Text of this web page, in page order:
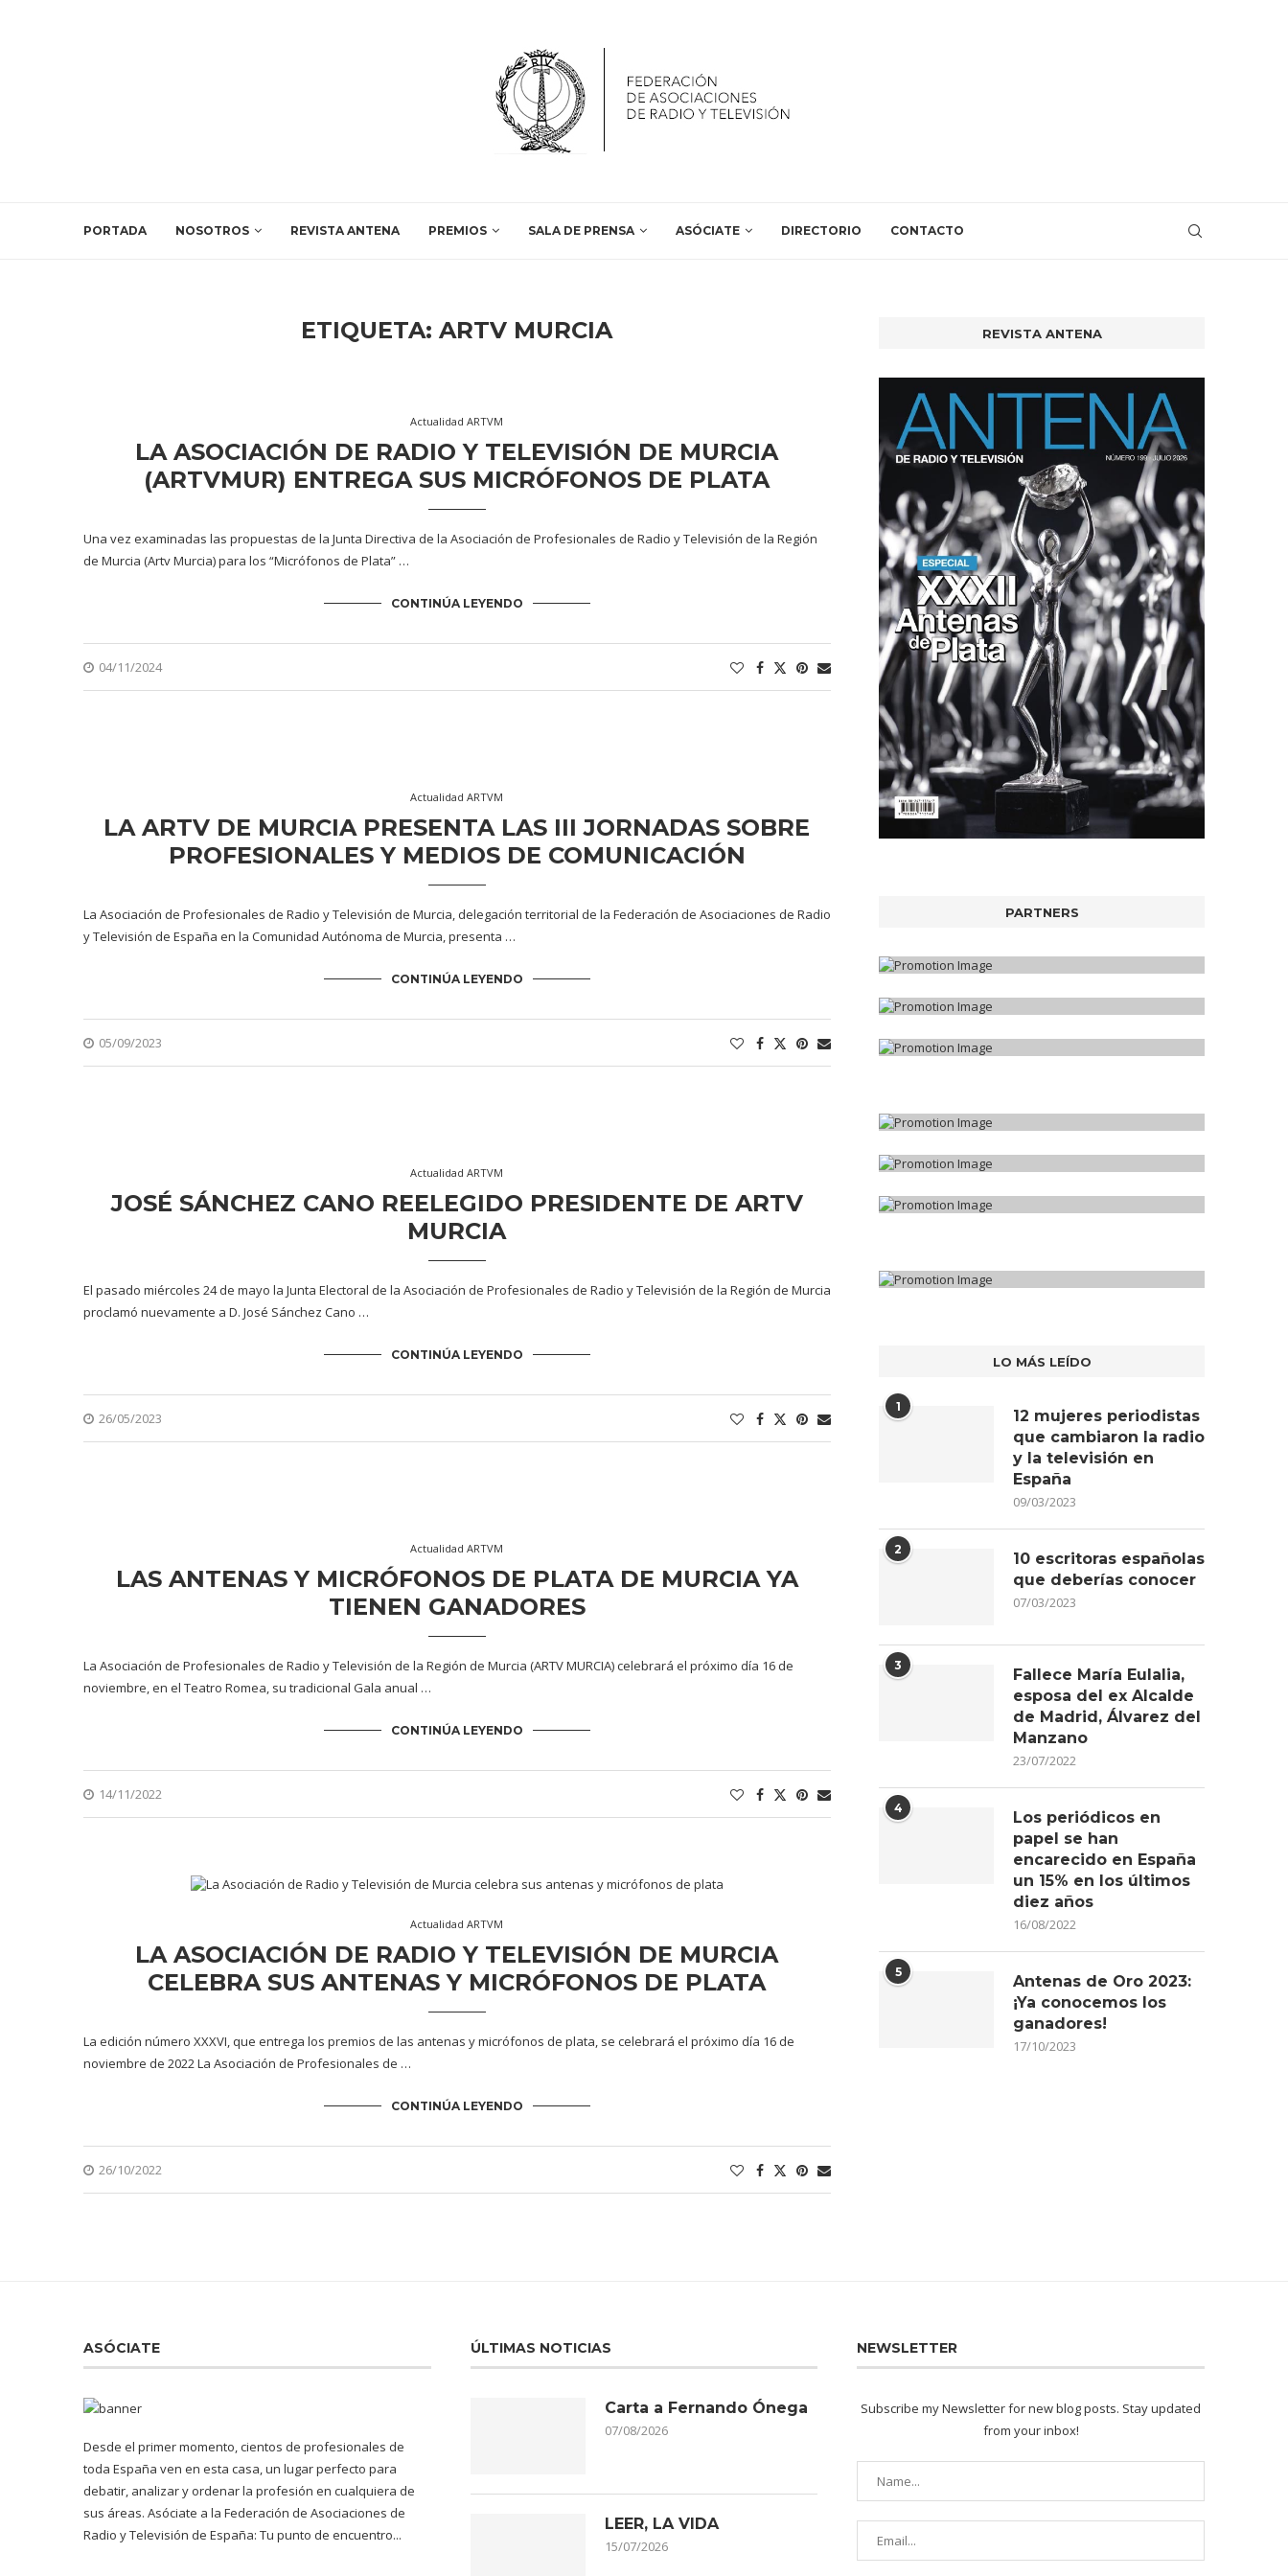
PORTADA NOSOTROS REVISTA ANTENA PREMIOS SALA DE PRENSA ASÓCIATE DIRECTORIO CONTACTO
ETIQUETA:ARTV MURCIA
Actualidad ARTVM
LA ASOCIACIÓN DE RADIO Y TELEVISIÓN DE MURCIA
(ARTVMUR) ENTREGA SUS MICRÓFONOS DE PLATA
Una vez examinadas las propuestas de la Junta Directiva de la Asociación de Profesionales de Radio y Televisión de la Región
de Murcia (Artv Murcia) para los “Micrófonos de Plata” …
CONTINÚA LEYENDO
04/11/2024
Actualidad ARTVM
LA ARTV DE MURCIA PRESENTA LAS III JORNADAS SOBRE
PROFESIONALES Y MEDIOS DE COMUNICACIÓN
La Asociación de Profesionales de Radio y Televisión de Murcia, delegación territorial de la Federación de Asociaciones de Radio
y Televisión de España en la Comunidad Autónoma de Murcia, presenta …
CONTINÚA LEYENDO
05/09/2023
Actualidad ARTVM
JOSÉ SÁNCHEZ CANO REELEGIDO PRESIDENTE DE ARTV
MURCIA
El pasado miércoles 24 de mayo la Junta Electoral de la Asociación de Profesionales de Radio y Televisión de la Región de Murcia
proclamó nuevamente a D. José Sánchez Cano …
CONTINÚA LEYENDO
26/05/2023
Actualidad ARTVM
LAS ANTENAS Y MICRÓFONOS DE PLATA DE MURCIA YA
TIENEN GANADORES
La Asociación de Profesionales de Radio y Televisión de la Región de Murcia (ARTV MURCIA) celebrará el próximo día 16 de
noviembre, en el Teatro Romea, su tradicional Gala anual …
CONTINÚA LEYENDO
14/11/2022
Actualidad ARTVM
LA ASOCIACIÓN DE RADIO Y TELEVISIÓN DE MURCIA
CELEBRA SUS ANTENAS Y MICRÓFONOS DE PLATA
La edición número XXXVI, que entrega los premios de las antenas y micrófonos de plata, se celebrará el próximo día 16 de
noviembre de 2022 La Asociación de Profesionales de …
CONTINÚA LEYENDO
26/10/2022
REVISTA ANTENA
PARTNERS
LO MÁS LEÍDO
1
12 mujeres periodistas
que cambiaron la radio
y la televisión en
España
09/03/2023
2
10 escritoras españolas
que deberías conocer
07/03/2023
3
Fallece María Eulalia,
esposa del ex Alcalde
de Madrid, Álvarez del
Manzano
23/07/2022
4
Los periódicos en
papel se han
encarecido en España
un 15% en los últimos
diez años
16/08/2022
5
Antenas de Oro 2023:
¡Ya conocemos los
ganadores!
17/10/2023
ASÓCIATE
Desde el primer momento, cientos de profesionales de
toda España ven en esta casa, un lugar perfecto para
debatir, analizar y ordenar la profesión en cualquiera de
sus áreas. Asóciate a la Federación de Asociaciones de
Radio y Televisión de España: Tu punto de encuentro...
ÚLTIMAS NOTICIAS
Carta a Fernando Ónega
07/08/2026
LEER, LA VIDA
15/07/2026
NEWSLETTER
Subscribe my Newsletter for new blog posts. Stay updated
from your inbox!